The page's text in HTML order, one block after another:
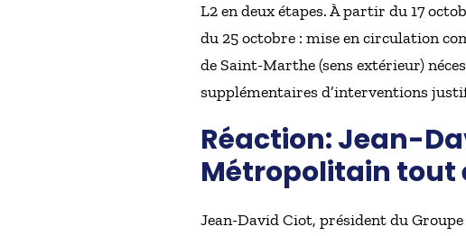
L2 en deux étapes. À partir du 17
du 25 octobre : mise en circulation
de Saint-Marthe (sens extérieur)
supplémentaires d’interventions
Réaction: Jean-
Métropolitain tout
Jean-David Ciot, président du